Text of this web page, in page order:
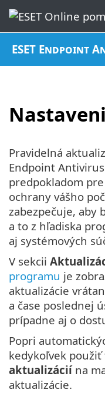
ESET Endpoint
Pravidelná
Endpoint
predpokladom
ochrany vášho
zabezpečuje, aby
a to z hľadiska
aj systémových
V sekcii
programu je
aktualizácie
a čase poslednej
prípadne aj o
Popri
kedykoľvek
aktualizáciína
aktualizácie.